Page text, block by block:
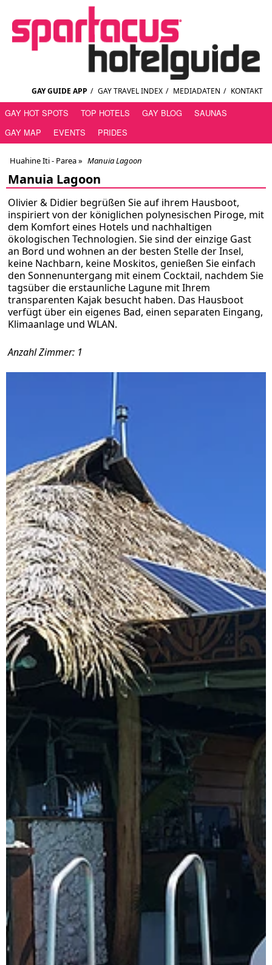
GAY GUIDE APP / GAY TRAVEL INDEX / MEDIADATEN / KONTAKT
GAY HOT SPOTS TOP HOTELS GAY BLOG
SAUNAS
GAY MAP
EVENTS PRIDES
Huahine Iti - Parea» Manuia Lagoon
Manuia Lagoon
Olivier & Didier begrüßen Sie auf ihrem Hausboot,
inspiriert von der königlichen polynesischen Piroge, mit
dem Komfort eines Hotels und nachhaltigen
ökologischen Technologien. Sie sind der einzige Gast
an Bord und wohnen an der besten Stelle der Insel,
keine Nachbarn, keine Moskitos, genießen Sie einfach
den Sonnenuntergang mit einem Cocktail, nachdem Sie
tagsüber die erstaunliche Lagune mit Ihrem
transparenten Kajak besucht haben. Das Hausboot
verfügt über ein eigenes Bad, einen separaten Eingang,
Klimaanlage und WLAN.
Anzahl Zimmer: 1